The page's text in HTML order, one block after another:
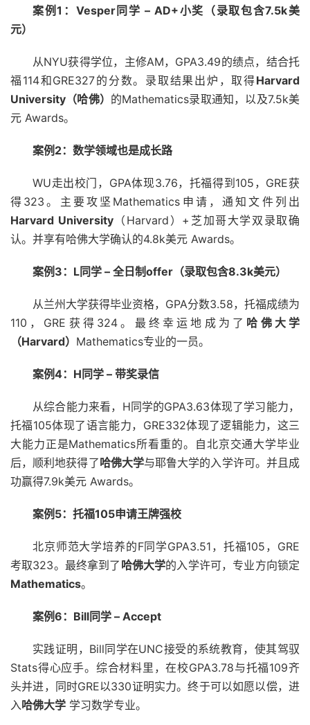
案例1：Vesper同学 – AD+小奖（录取包含7.5k美
元）
从NYU获得学位，主修AM，GPA3.49的绩点，结合托
福114和GRE327的分数。录取结果出炉，取得Harvard
University（哈佛） 的Mathematics录取通知，以及7.5k美
元 Awards。
案例2：数学领域也是成长路
WU走出校门，GPA体现3.76，托福得到105，GRE获
得323。主要攻坚Mathematics申请，通知文件列出
Harvard University（Harvard）+芝加哥大学双录取确
认。并享有哈佛大学确认的4.8k美元 Awards。
案例3：L同学 – 全日制offer（录取包含8.3k美元）
从兰州大学获得毕业资格，GPA分数3.58，托福成绩为
110，GRE获得324。最终幸运地成为了 哈佛大学
（Harvard） Mathematics专业的一员。
案例4：H同学 – 带奖录信
从综合能力来看，H同学的GPA3.63体现了学习能力，
托福105体现了语言能力，GRE332体现了逻辑能力，这三
大能力正是Mathematics所看重的。自北京交通大学毕业
后，顺利地获得了哈佛大学与耶鲁大学的入学许可。并且成
功赢得7.9k美元 Awards。
案例5：托福105申请王牌强校
北京师范大学培养的F同学GPA3.51，托福105，GRE
考取323。最终拿到了 哈佛大学的入学许可，专业方向锁定
Mathematics。
案例6：Bill同学 – Accept
实践证明，Bill同学在UNC接受的系统教育，使其驾驭
Stats得心应手。综合材料里，在校GPA3.78与托福109齐
头并进，同时GRE以330证明实力。终于可以如愿以偿，进
入哈佛大学 学习数学专业。